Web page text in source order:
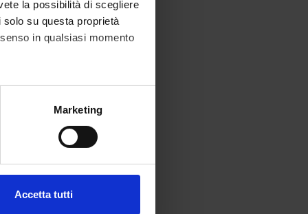
la possibilità di scegliere
su questa proprietà
in qualsiasi momento
metro,Marketing
Accetta tutti